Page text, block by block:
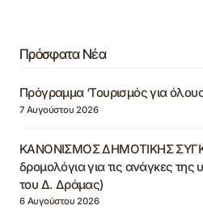
Πρόσφατα Νέα
Πρόγραμμα ‘Τουρισμός για
7 Αυγούστου 2026
ΚΑΝΟΝΙΣΜΟΣ ΔΗΜΟΤΙΚΗΣ
δρομολόγια για τις ανάγκες της
του Δ. Δράμας)
6 Αυγούστου 2026